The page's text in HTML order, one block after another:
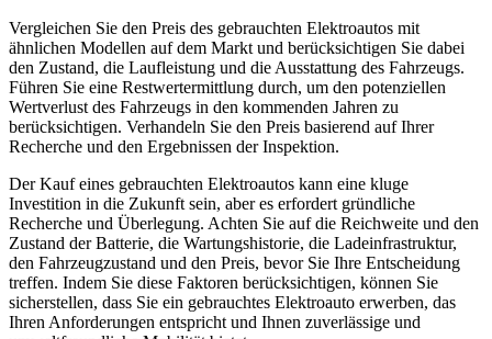
Vergleichen Sie den Preis des gebrauchten Elektroautos mit
ähnlichen Modellen auf dem Markt und berücksichtigen Sie dabei
den Zustand, die Laufleistung und die Ausstattung des Fahrzeugs.
Führen Sie eine Restwertermittlung durch, um den potenziellen
Wertverlust des Fahrzeugs in den kommenden Jahren zu
berücksichtigen. Verhandeln Sie den Preis basierend auf Ihrer
Recherche und den Ergebnissen der Inspektion.
Der Kauf eines gebrauchten Elektroautos kann eine kluge
Investition in die Zukunft sein, aber es erfordert gründliche
Recherche und Überlegung. Achten Sie auf die Reichweite und den
Zustand der Batterie, die Wartungshistorie, die Ladeinfrastruktur,
den Fahrzeugzustand und den Preis, bevor Sie Ihre Entscheidung
treffen. Indem Sie diese Faktoren berücksichtigen, können Sie
sicherstellen, dass Sie ein gebrauchtes Elektroauto erwerben, das
Ihren Anforderungen entspricht und Ihnen zuverlässige und